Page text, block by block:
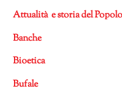
Attualità e storia del
Banche
Bioetica
Bufale